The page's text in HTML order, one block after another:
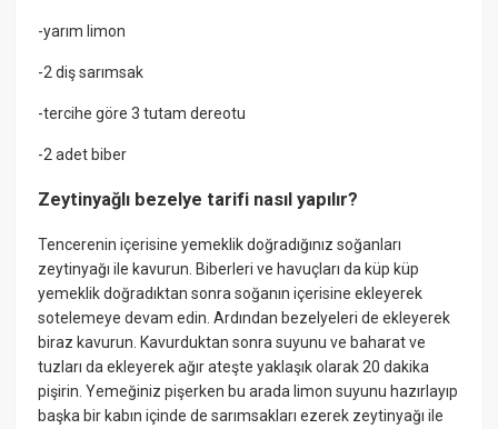
-yarım limon
-2 diş sarımsak
-tercihe göre 3 tutam dereotu
-2 adet biber
Zeytinyağlı bezelye tarifi nasıl yapılır?
Tencerenin içerisine yemeklik doğradığınız soğanları
zeytinyağı ile kavurun. Biberleri ve havuçları da küp küp
yemeklik doğradıktan sonra soğanın içerisine ekleyerek
sotelemeye devam edin. Ardından bezelyeleri de ekleyerek
biraz kavurun. Kavurduktan sonra suyunu ve baharat ve
tuzları da ekleyerek ağır ateşte yaklaşık olarak 20 dakika
pişirin. Yemeğiniz pişerken bu arada limon suyunu hazırlayıp
başka bir kabın içinde de sarımsakları ezerek zeytinyağı ile